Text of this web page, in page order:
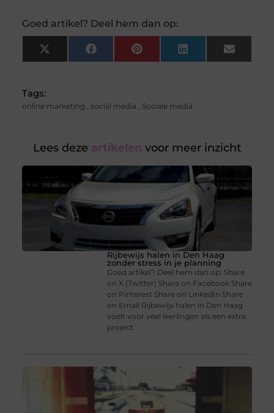
Goed artikel? Deel hem dan op:
X
(Twitter)
FacebookPinterest LinkedIn Email
Tags:
online marketing , social media , Sociale media
Lees deze artikelen voor meer inzicht
Rijbewijs halen in Den Haag
zonder stress in je planning
Goed artikel? Deel hem dan op: Share
on X (Twitter) Share on Facebook Share
on Pinterest Share on LinkedIn Share
on Email Rijbewijs halen in Den Haag
voelt voor veel leerlingen als een extra
project